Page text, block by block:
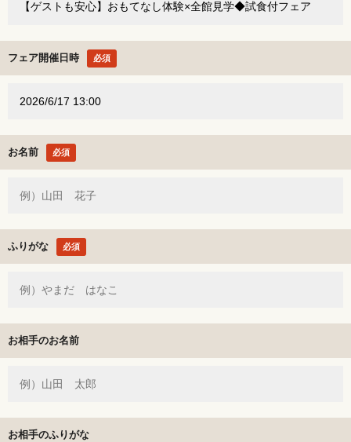
フェア開催日時 必須
お名前 必須
ふりがな 必須
お相手のお名前
お相手のふりがな